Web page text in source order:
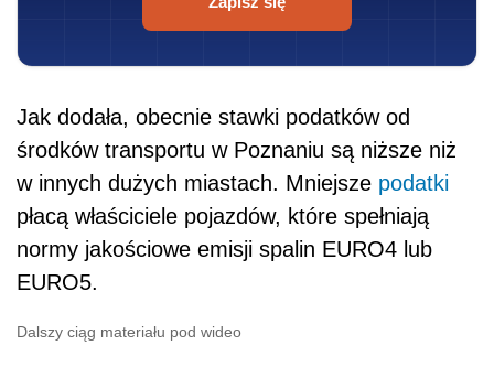
Jak dodała, obecnie stawki podatków od
środków transportu w Poznaniu są niższe niż
w innych dużych miastach. Mniejsze podatki
płacą właściciele pojazdów, które spełniają
normy jakościowe emisji spalin EURO4 lub
EURO5.
Dalszy ciąg materiału pod wideo